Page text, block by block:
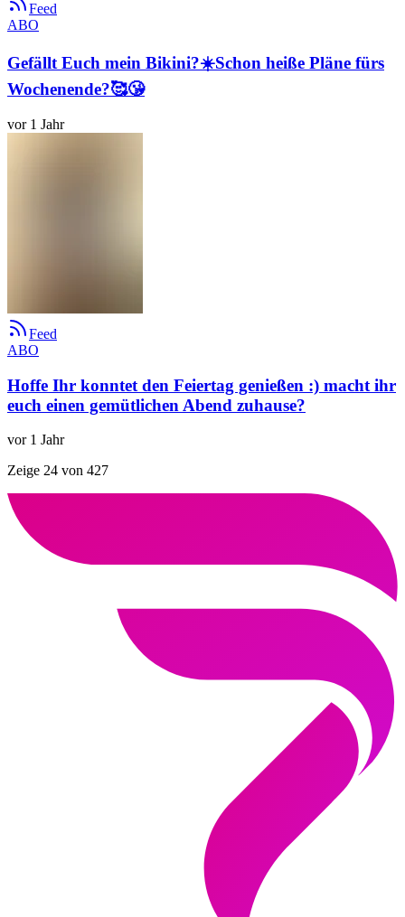
Feed
ABO
Gefällt Euch mein Bikini?☀️Schon heiße Pläne fürs
Wochenende?🥰😘
vor 1 Jahr
Feed
ABO
Hoffe Ihr konntet den Feiertag genießen :) macht ihr
euch einen gemütlichen Abend zuhause?
vor 1 Jahr
Zeige 24 von 427